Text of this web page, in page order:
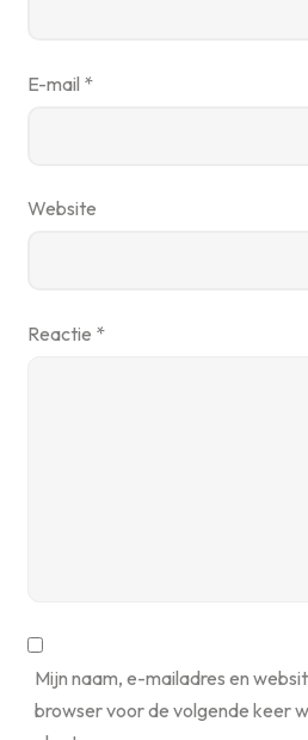
E-mail *
Website
Reactie *
Mijn naam, e-mailadres en
browser voor de volgende keer